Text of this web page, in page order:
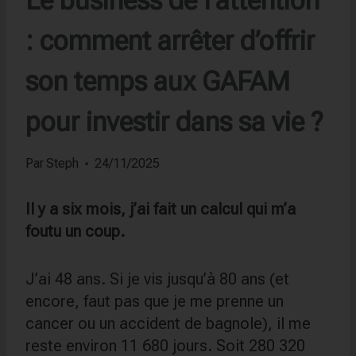
: comment arrêter d’offrir
son temps aux GAFAM
pour investir dans sa vie ?
Par Steph 24/11/2025
Il y a six mois, j’ai fait un calcul qui m’a
foutu un coup.
J’ai 48 ans. Si je vis jusqu’à 80 ans (et
encore, faut pas que je me prenne un
cancer ou un accident de bagnole), il me
reste environ 11 680 jours. Soit 280 320